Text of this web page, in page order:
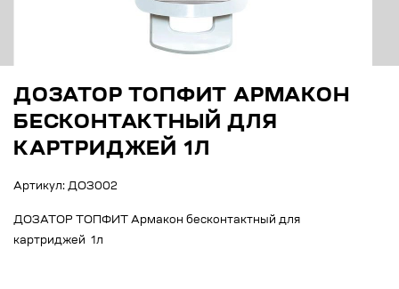
ДОЗАТОР ТОПФИТ АРМАКОН
БЕСКОНТАКТНЫЙ ДЛЯ
КАРТРИДЖЕЙ 1Л
Артикул: ДОЗ002
ДОЗАТОР ТОПФИТ Армакон бесконтактный для
картриджей 1л